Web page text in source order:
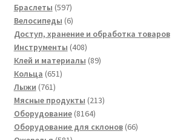
Браслеты 597597
товаров
Велосипеды 66
товаров
Доступ, хранение и обработка товаров
Инструменты 408408
товаров
Клей и материалы 8989
Кольца 651651
Лыжи 761761
товар
Мясные продукты 213213
Оборудование 81648164
товара
Оборудование для склонов 6666